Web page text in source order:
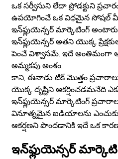
ఒక సర్వీసుని లేదా ప్రోడక్టుని
ఉపయోగించే ఒక విధమైన సోషల్
ఇన్‌ఫ్లుయెన్సర్‌ మార్కెటింగ్
ఇన్‌ఫ్లుయెన్సర్‌ అతని యొక్క
పెంచే విశ్వాసమే. ఇదే అంతిమంగా ఆ
అమ్మకపు అంశం.
కాని, ఈనాడు టిక్ మొత్తం ప్రచారాలు
యొక్క దృష్టిని ఆకర్షించడమనేది
ఇన్‌ఫ్లుయెన్సర్‌ మార్కెటింగ్ ప్రచారాల
వినూత్నమైన ఐడియాలను
ఆకర్షణని పొందడానికి ఇదే ఒక
ఇన్‌ఫ్లుయెన్సర్‌